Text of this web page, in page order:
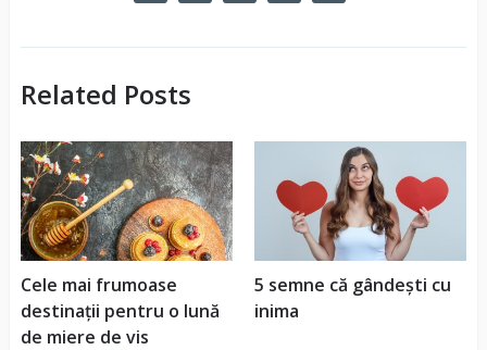
Related Posts
Cele mai frumoase
destinații pentru o lună
de miere de vis
5 semne că gândești cu
inima